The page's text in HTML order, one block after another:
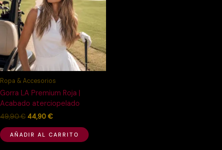
Ropa & Accesorios
Gorra LA Premium Roja |
Acabado aterciopelado
49,90€
49,90 €.
44,90€
44,90 €.
AÑADIR AL CARRITO